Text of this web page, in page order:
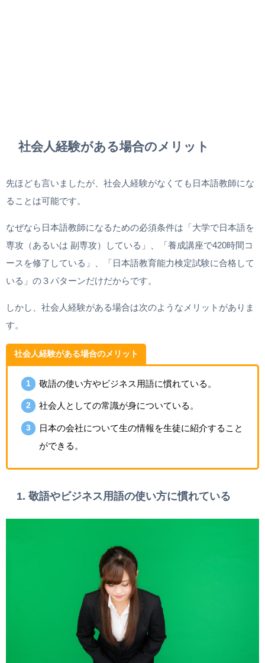
社会人経験がある場合のメリット
先ほども言いましたが、社会人経験がなくても日本語教師にな
ることは可能です。
なぜなら日本語教師になるための必須条件は「大学で日本語を
専攻（あるいは 副専攻）している」、「養成講座で420時間コ
ースを修了している」、「日本語教育能力検定試験に合格して
いる」の３パターンだけだからです。
しかし、社会人経験がある場合は次のようなメリットがありま
す。
社会人経験がある場合のメリット
敬語の使い方やビジネス用語に慣れている。
社会人としての常識が身についている。
日本の会社について生の情報を生徒に紹介すること
ができる。
1. 敬語やビジネス用語の使い方に慣れている